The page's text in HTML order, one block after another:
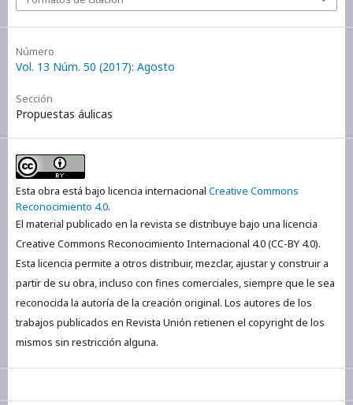
Número
Vol. 13 Núm. 50 (2017): Agosto
Sección
Propuestas áulicas
Esta obra está bajo licencia internacional Creative Commons
Reconocimiento 4.0.
El material publicado en la revista se distribuye bajo una licencia
Creative Commons Reconocimiento Internacional 4.0 (CC-BY 4.0).
Esta licencia permite a otros distribuir, mezclar, ajustar y construir a
partir de su obra, incluso con fines comerciales, siempre que le sea
reconocida la autoría de la creación original. Los autores de los
trabajos publicados en Revista Unión retienen el copyright de los
mismos sin restricción alguna.